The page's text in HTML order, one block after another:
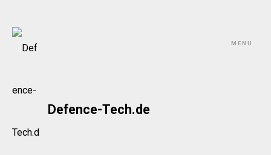
Skip
Defence-Tech.de
MENU